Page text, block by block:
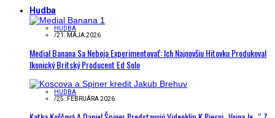
Hudba
HUDBA
/21. MÁJA 2026
Medial Banana Sa Neboja Experimentovať: Ich Najnovšiu Hitovku Produkoval
Ikonický Britský Producent Ed Solo
HUDBA
/25. FEBRUÁRA 2026